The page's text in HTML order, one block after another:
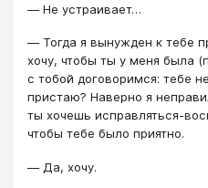
― Не устраивает…
― Тогда я вынужден к тебе
хочу, чтобы ты у меня была
с тобой договоримся: тебе
пристаю? Наверно я
ты хочешь исправляться-
чтобы тебе было приятно.
― Да, хочу.